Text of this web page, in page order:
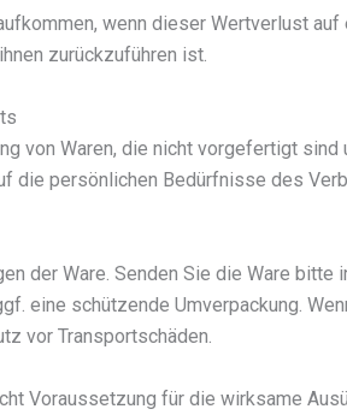
wenn dieser Wertverlust
zurückzuführen ist.
von Waren, die nicht vorgefertigt
die persönlichen Bedürfnisse des
der Ware. Senden Sie die Ware
eine schützende Umverpackung.
vor Transportschäden.
Voraussetzung für die wirksame